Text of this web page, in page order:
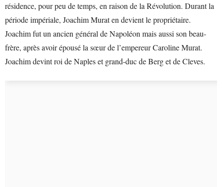
résidence, pour peu de temps, en raison de la Révolution. Durant la
période impériale, Joachim Murat en devient le propriétaire.
Joachim fut un ancien général de Napoléon mais aussi son beau-
frère, après avoir épousé la sœur de l’empereur Caroline Murat.
Joachim devint roi de Naples et grand-duc de Berg et de Cleves.